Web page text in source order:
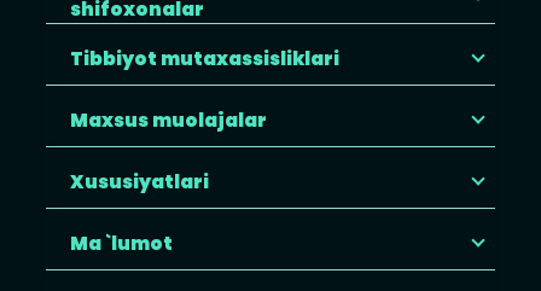
shifoxonalar
Tibbiyot mutaxassisliklari
Maxsus muolajalar
Xususiyatlari
Ma `lumot